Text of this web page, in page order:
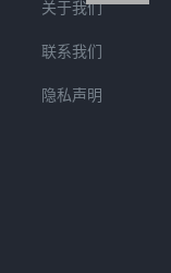
关于我们
联系我们
隐私声明